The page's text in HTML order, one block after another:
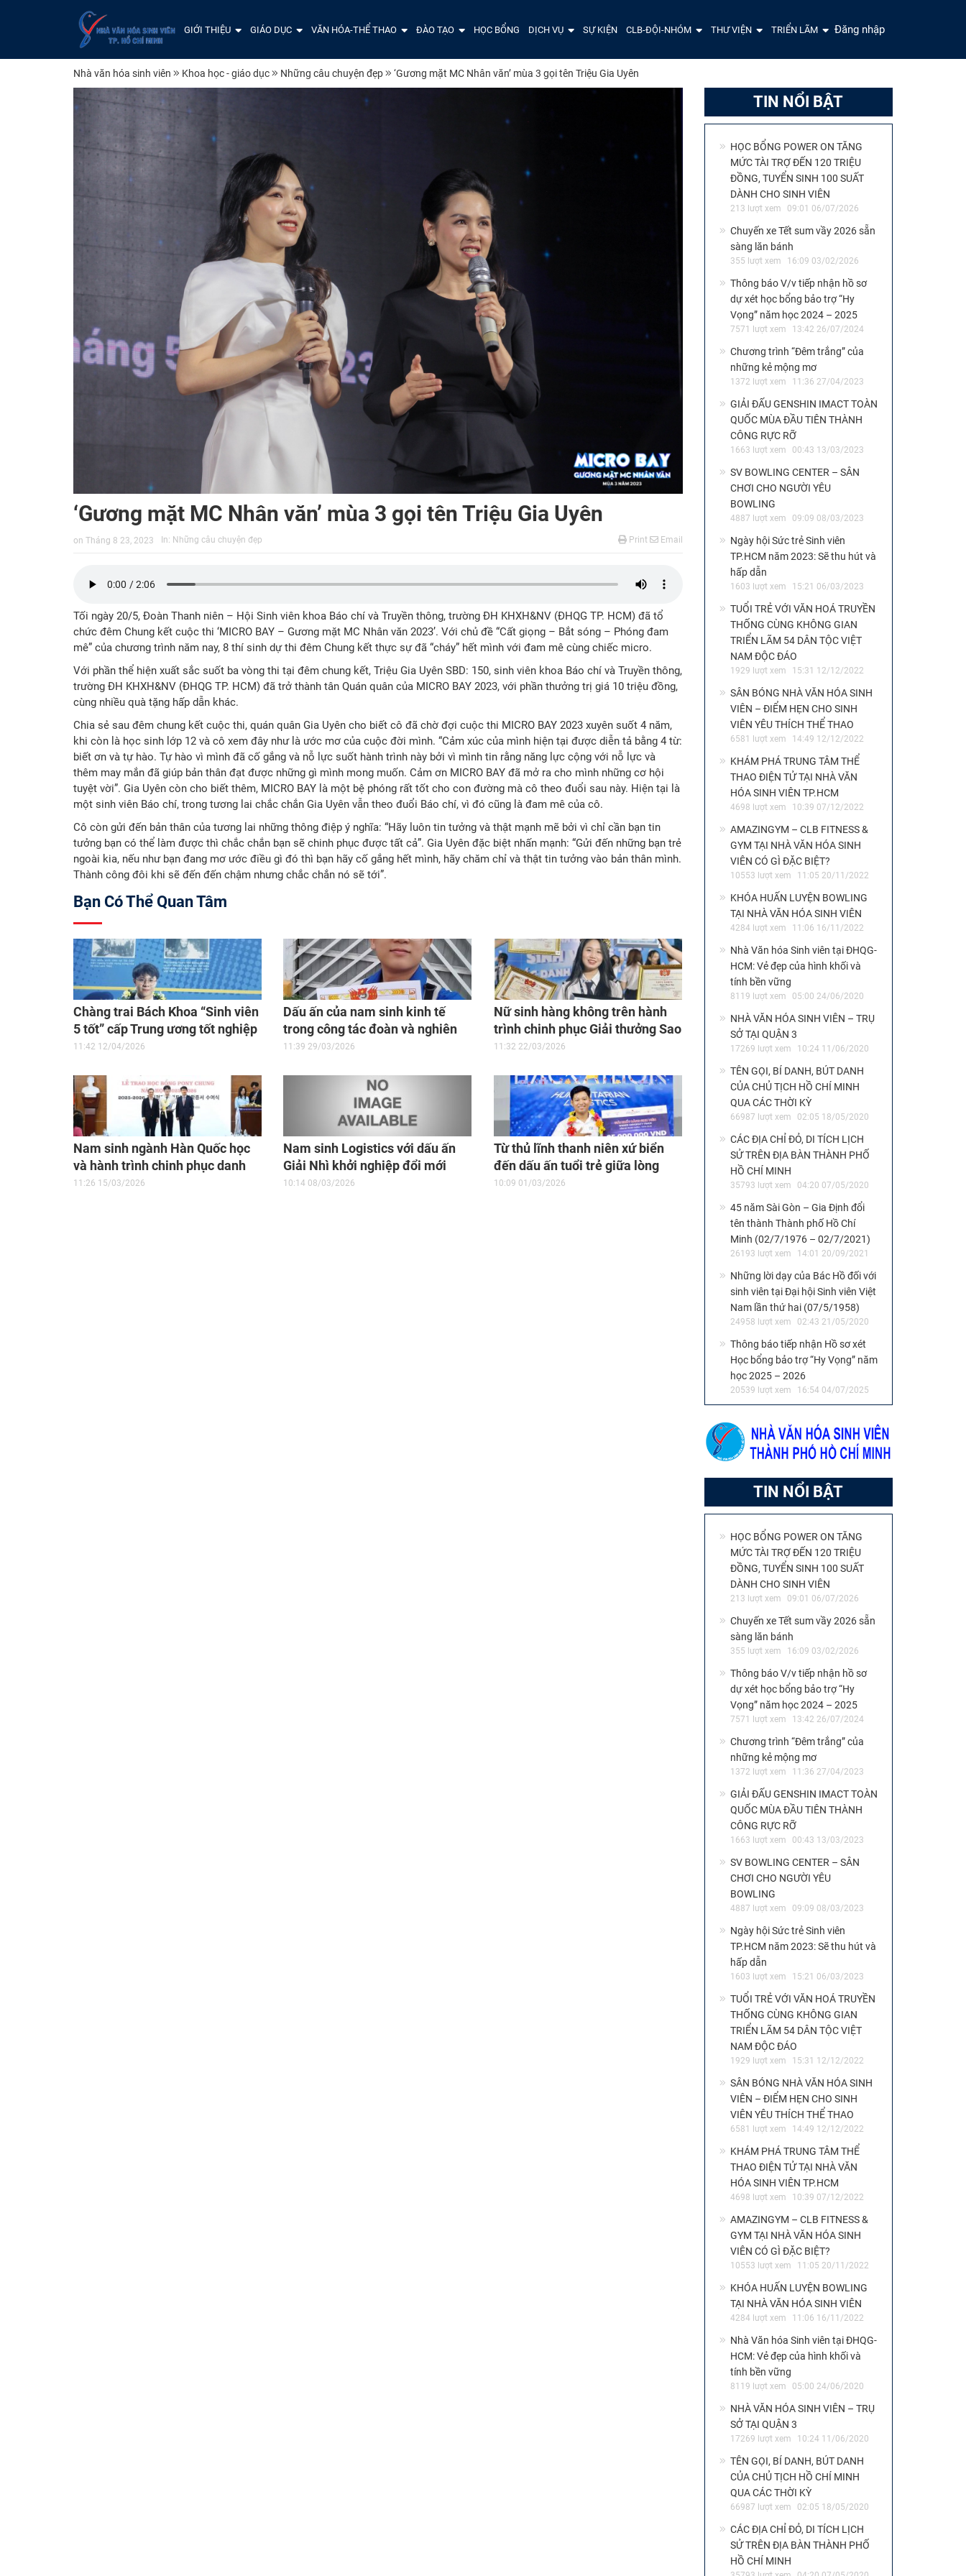
GIỚI THIỆU GIÁO DỤC VĂN HÓA-THỂ THAO ĐÀO TẠO HỌC BỔNG DỊCH VỤ SỰ KIỆN CLB-ĐỘI-NHÓM THƯ VIỆN TRIỂN LÃM Đăng nhập
Nhà văn hóa sinh viên Khoa học - giáo dục Những câu chuyện đẹp ‘Gương mặt MC Nhân văn’ mùa 3 gọi tên Triệu Gia Uyên
‘Gương mặt MC Nhân văn’ mùa 3 gọi tên Triệu Gia Uyên
on Tháng 8 23, 2023 In: Những câu chuyện đẹp Print Email
Tối ngày 20/5, Đoàn Thanh niên – Hội Sinh viên khoa Báo chí và Truyền thông, trường ĐH KHXH&NV (ĐHQG TP. HCM) đã tổ
chức đêm Chung kết cuộc thi ‘MICRO BAY – Gương mặt MC Nhân văn 2023’. Với chủ đề “Cất giọng – Bắt sóng – Phóng đam
mê” của chương trình năm nay, 8 thí sinh dự thi đêm Chung kết thực sự đã “cháy” hết mình với đam mê cùng chiếc micro.
Với phần thể hiện xuất sắc suốt ba vòng thi tại đêm chung kết, Triệu Gia Uyên SBD: 150, sinh viên khoa Báo chí và Truyền thông,
trường ĐH KHXH&NV (ĐHQG TP. HCM) đã trở thành tân Quán quân của MICRO BAY 2023, với phần thưởng trị giá 10 triệu đồng,
cùng nhiều quà tặng hấp dẫn khác.
Chia sẻ sau đêm chung kết cuộc thi, quán quân Gia Uyên cho biết cô đã chờ đợi cuộc thi MICRO BAY 2023 xuyên suốt 4 năm,
khi còn là học sinh lớp 12 và cô xem đây như là ước mơ của cuộc đời mình. “Cảm xúc của mình hiện tại được diễn tả bằng 4 từ:
biết ơn và tự hào. Tự hào vì mình đã cố gắng và nỗ lực suốt hành trình này bởi vì mình tin rằng năng lực cộng với nỗ lực và
thêm may mắn đã giúp bản thân đạt được những gì mình mong muốn. Cảm ơn MICRO BAY đã mở ra cho mình những cơ hội
tuyệt vời”. Gia Uyên còn cho biết thêm, MICRO BAY là một bệ phóng rất tốt cho con đường mà cô theo đuổi sau này. Hiện tại là
một sinh viên Báo chí, trong tương lai chắc chắn Gia Uyên vẫn theo đuổi Báo chí, vì đó cũng là đam mê của cô.
Cô còn gửi đến bản thân của tương lai những thông điệp ý nghĩa: “Hãy luôn tin tưởng và thật mạnh mẽ bởi vì chỉ cần bạn tin
tưởng bạn có thể làm được thì chắc chắn bạn sẽ chinh phục được tất cả”. Gia Uyên đặc biệt nhấn mạnh: “Gửi đến những bạn trẻ
ngoài kia, nếu như bạn đang mơ ước điều gì đó thì bạn hãy cố gắng hết mình, hãy chăm chỉ và thật tin tưởng vào bản thân mình.
Thành công đôi khi sẽ đến đến chậm nhưng chắc chắn nó sẽ tới”.
Bạn Có Thể Quan Tâm
Chàng trai Bách Khoa “Sinh viên
5 tốt” cấp Trung ương tốt nghiệp
GPA 3.9
11:42 12/04/2026
Dấu ấn của nam sinh kinh tế
trong công tác đoàn và nghiên
cứu khoa học
11:39 29/03/2026
Nữ sinh hàng không trên hành
trình chinh phục Giải thưởng Sao
Tháng Giêng
11:32 22/03/2026
Nam sinh ngành Hàn Quốc học
và hành trình chinh phục danh
hiệu “Sinh viên 5 tốt”
11:26 15/03/2026
Nam sinh Logistics với dấu ấn
Giải Nhì khởi nghiệp đổi mới
sáng tạo cấp quốc gia
10:14 08/03/2026
Từ thủ lĩnh thanh niên xứ biển
đến dấu ấn tuổi trẻ giữa lòng
thành phố
10:09 01/03/2026
TIN NỔI BẬT
HỌC BỔNG POWER ON TĂNG
MỨC TÀI TRỢ ĐẾN 120 TRIỆU
ĐỒNG, TUYỂN SINH 100 SUẤT
DÀNH CHO SINH VIÊN
213 lượt xem 09:01 06/07/2026
Chuyến xe Tết sum vầy 2026 sẵn
sàng lăn bánh
355 lượt xem 16:09 03/02/2026
Thông báo V/v tiếp nhận hồ sơ
dự xét học bổng bảo trợ “Hy
Vọng” năm học 2024 – 2025
7571 lượt xem 13:42 26/07/2024
Chương trình “Đêm trắng” của
những kẻ mộng mơ
1372 lượt xem 11:36 27/04/2023
GIẢI ĐẤU GENSHIN IMACT TOÀN
QUỐC MÙA ĐẦU TIÊN THÀNH
CÔNG RỰC RỠ
1663 lượt xem 00:43 13/03/2023
SV BOWLING CENTER – SÂN
CHƠI CHO NGƯỜI YÊU
BOWLING
4887 lượt xem 09:09 08/03/2023
Ngày hội Sức trẻ Sinh viên
TP.HCM năm 2023: Sẽ thu hút và
hấp dẫn
1603 lượt xem 15:21 06/03/2023
TUỔI TRẺ VỚI VĂN HOÁ TRUYỀN
THỐNG CÙNG KHÔNG GIAN
TRIỂN LÃM 54 DÂN TỘC VIỆT
NAM ĐỘC ĐÁO
1929 lượt xem 15:31 12/12/2022
SÂN BÓNG NHÀ VĂN HÓA SINH
VIÊN – ĐIỂM HẸN CHO SINH
VIÊN YÊU THÍCH THỂ THAO
6581 lượt xem 14:49 12/12/2022
KHÁM PHÁ TRUNG TÂM THỂ
THAO ĐIỆN TỬ TẠI NHÀ VĂN
HÓA SINH VIÊN TP.HCM
4698 lượt xem 10:39 07/12/2022
AMAZINGYM – CLB FITNESS &
GYM TẠI NHÀ VĂN HÓA SINH
VIÊN CÓ GÌ ĐẶC BIỆT?
10553 lượt xem 11:05 20/11/2022
KHÓA HUẤN LUYỆN BOWLING
TẠI NHÀ VĂN HÓA SINH VIÊN
4284 lượt xem 11:06 16/11/2022
Nhà Văn hóa Sinh viên tại ĐHQG-
HCM: Vẻ đẹp của hình khối và
tính bền vững
8119 lượt xem 05:00 24/06/2020
NHÀ VĂN HÓA SINH VIÊN – TRỤ
SỞ TẠI QUẬN 3
17269 lượt xem 10:24 11/06/2020
TÊN GỌI, BÍ DANH, BÚT DANH
CỦA CHỦ TỊCH HỒ CHÍ MINH
QUA CÁC THỜI KỲ
66987 lượt xem 02:05 18/05/2020
CÁC ĐỊA CHỈ ĐỎ, DI TÍCH LỊCH
SỬ TRÊN ĐỊA BÀN THÀNH PHỐ
HỒ CHÍ MINH
35793 lượt xem 04:20 07/05/2020
45 năm Sài Gòn – Gia Định đổi
tên thành Thành phố Hồ Chí
Minh (02/7/1976 – 02/7/2021)
26193 lượt xem 14:01 20/09/2021
Những lời dạy của Bác Hồ đối với
sinh viên tại Đại hội Sinh viên Việt
Nam lần thứ hai (07/5/1958)
24958 lượt xem 02:43 21/05/2020
Thông báo tiếp nhận Hồ sơ xét
Học bổng bảo trợ “Hy Vọng” năm
học 2025 – 2026
20539 lượt xem 16:54 04/07/2025
TIN NỔI BẬT
HỌC BỔNG POWER ON TĂNG
MỨC TÀI TRỢ ĐẾN 120 TRIỆU
ĐỒNG, TUYỂN SINH 100 SUẤT
DÀNH CHO SINH VIÊN
213 lượt xem 09:01 06/07/2026
Chuyến xe Tết sum vầy 2026 sẵn
sàng lăn bánh
355 lượt xem 16:09 03/02/2026
Thông báo V/v tiếp nhận hồ sơ
dự xét học bổng bảo trợ “Hy
Vọng” năm học 2024 – 2025
7571 lượt xem 13:42 26/07/2024
Chương trình “Đêm trắng” của
những kẻ mộng mơ
1372 lượt xem 11:36 27/04/2023
GIẢI ĐẤU GENSHIN IMACT TOÀN
QUỐC MÙA ĐẦU TIÊN THÀNH
CÔNG RỰC RỠ
1663 lượt xem 00:43 13/03/2023
SV BOWLING CENTER – SÂN
CHƠI CHO NGƯỜI YÊU
BOWLING
4887 lượt xem 09:09 08/03/2023
Ngày hội Sức trẻ Sinh viên
TP.HCM năm 2023: Sẽ thu hút và
hấp dẫn
1603 lượt xem 15:21 06/03/2023
TUỔI TRẺ VỚI VĂN HOÁ TRUYỀN
THỐNG CÙNG KHÔNG GIAN
TRIỂN LÃM 54 DÂN TỘC VIỆT
NAM ĐỘC ĐÁO
1929 lượt xem 15:31 12/12/2022
SÂN BÓNG NHÀ VĂN HÓA SINH
VIÊN – ĐIỂM HẸN CHO SINH
VIÊN YÊU THÍCH THỂ THAO
6581 lượt xem 14:49 12/12/2022
KHÁM PHÁ TRUNG TÂM THỂ
THAO ĐIỆN TỬ TẠI NHÀ VĂN
HÓA SINH VIÊN TP.HCM
4698 lượt xem 10:39 07/12/2022
AMAZINGYM – CLB FITNESS &
GYM TẠI NHÀ VĂN HÓA SINH
VIÊN CÓ GÌ ĐẶC BIỆT?
10553 lượt xem 11:05 20/11/2022
KHÓA HUẤN LUYỆN BOWLING
TẠI NHÀ VĂN HÓA SINH VIÊN
4284 lượt xem 11:06 16/11/2022
Nhà Văn hóa Sinh viên tại ĐHQG-
HCM: Vẻ đẹp của hình khối và
tính bền vững
8119 lượt xem 05:00 24/06/2020
NHÀ VĂN HÓA SINH VIÊN – TRỤ
SỞ TẠI QUẬN 3
17269 lượt xem 10:24 11/06/2020
TÊN GỌI, BÍ DANH, BÚT DANH
CỦA CHỦ TỊCH HỒ CHÍ MINH
QUA CÁC THỜI KỲ
66987 lượt xem 02:05 18/05/2020
CÁC ĐỊA CHỈ ĐỎ, DI TÍCH LỊCH
SỬ TRÊN ĐỊA BÀN THÀNH PHỐ
HỒ CHÍ MINH